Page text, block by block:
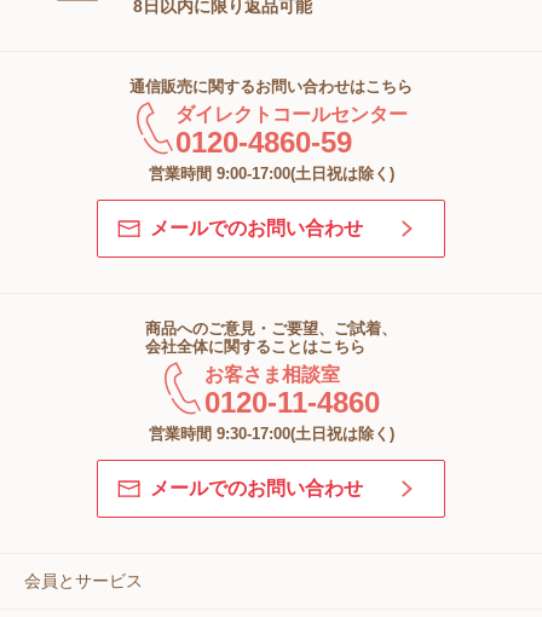
8日以内に限り返品可能
通信販売に関するお問い合わせはこちら
ダイレクトコールセンター
0120-4860-59
営業時間 9:00-17:00(土日祝は除く)
メールでのお問い合わせ
商品へのご意見・ご要望、ご試着、
会社全体に関することはこちら
お客さま相談室
0120-11-4860
営業時間 9:30-17:00(土日祝は除く)
メールでのお問い合わせ
会員とサービス